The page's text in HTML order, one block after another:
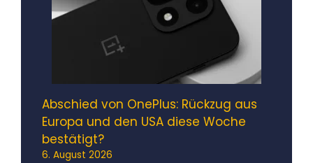
Abschied von OnePlus: Rückzug aus
Europa und den USA diese Woche
bestätigt?
6. August 2026